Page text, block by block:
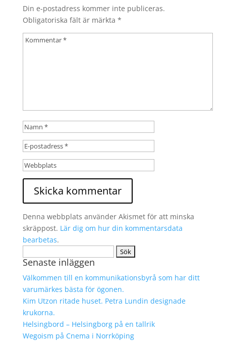
Din e-postadress kommer inte publiceras.
Obligatoriska fält är märkta *
Denna webbplats använder Akismet för att minska
skräppost. Lär dig om hur din kommentarsdata
bearbetas.
efter:
Senaste inläggen
Välkommen till en kommunikationsbyrå som har ditt
varumärkes bästa för ögonen.
Kim Utzon ritade huset. Petra Lundin designade
krukorna.
Helsingbord – Helsingborg på en tallrik
Wegoism på Cnema i Norrköping